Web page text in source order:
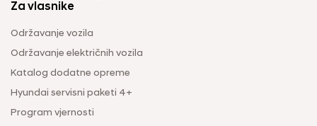
Za vlasnike
Održavanje vozila
Održavanje električnih vozila
Katalog dodatne opreme
Hyundai servisni paketi 4+
Program vjernosti